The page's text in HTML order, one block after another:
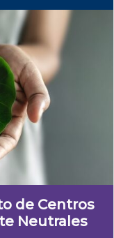
de Centros
Neutrales